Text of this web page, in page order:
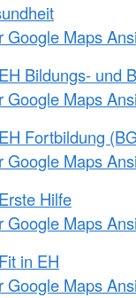
Google Maps
Bildungs- und
Google Maps
Fortbildung
Google Maps
Hilfe
Google Maps
in EH
Google Maps